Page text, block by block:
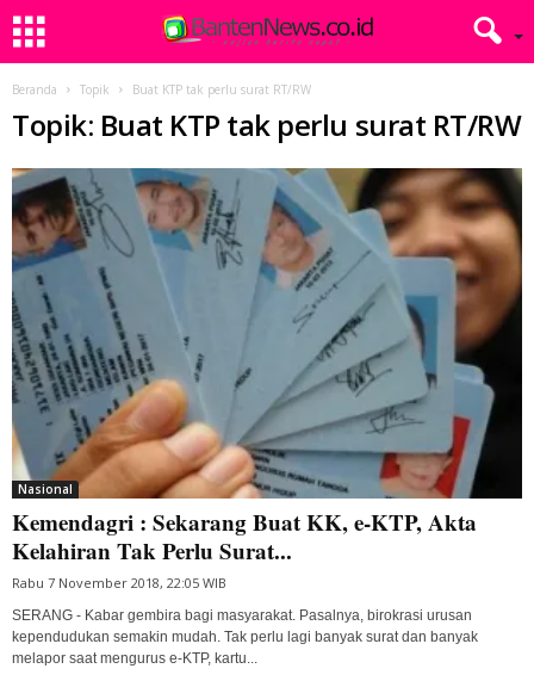
Beranda Topik Buat KTP tak perlu surat RT/RW
Topik: Buat KTP tak perlu surat RT/RW
Nasional
Kemendagri : Sekarang Buat KK, e-KTP, Akta
Kelahiran Tak Perlu Surat...
Rabu 7 November 2018, 22:05 WIB
SERANG - Kabar gembira bagi masyarakat. Pasalnya, birokrasi urusan
kependudukan semakin mudah. Tak perlu lagi banyak surat dan banyak
melapor saat mengurus e-KTP, kartu...